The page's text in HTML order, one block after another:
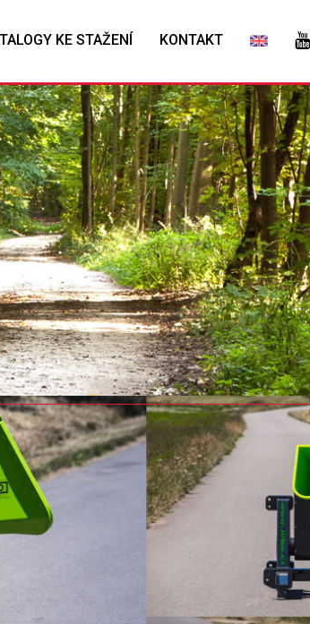
KE STAŽENÍ KONTAKT